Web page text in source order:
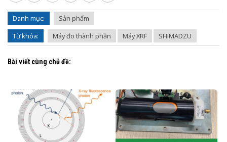
Danh mục:
Sản phẩm
Từ khóa:
Máy đo thành phần Máy XRF SHIMADZU
Bài viết cùng chủ đề: